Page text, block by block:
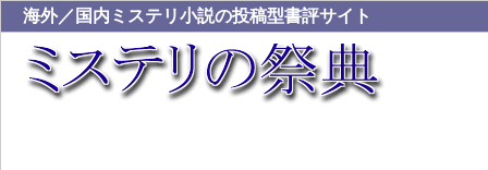
海外／国内ミステリ小説の投稿型書評サイト